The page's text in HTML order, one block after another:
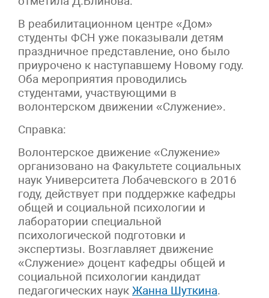
В реабилитационном центре «Дом»
студенты ФСН уже показывали детям
праздничное представление, оно было
приурочено к наступавшему Новому году.
Оба мероприятия проводились
студентами, участвующими в
волонтерском движении «Служение».
Справка:
Волонтерское движение «Служение»
организовано на Факультете социальных
наук Университета Лобачевского в 2016
году, действует при поддержке кафедры
общей и социальной психологии и
лаборатории специальной
психологической подготовки и
экспертизы. Возглавляет движение
«Служение» доцент кафедры общей и
социальной психологии кандидат
педагогических наук Жанна Шуткина.